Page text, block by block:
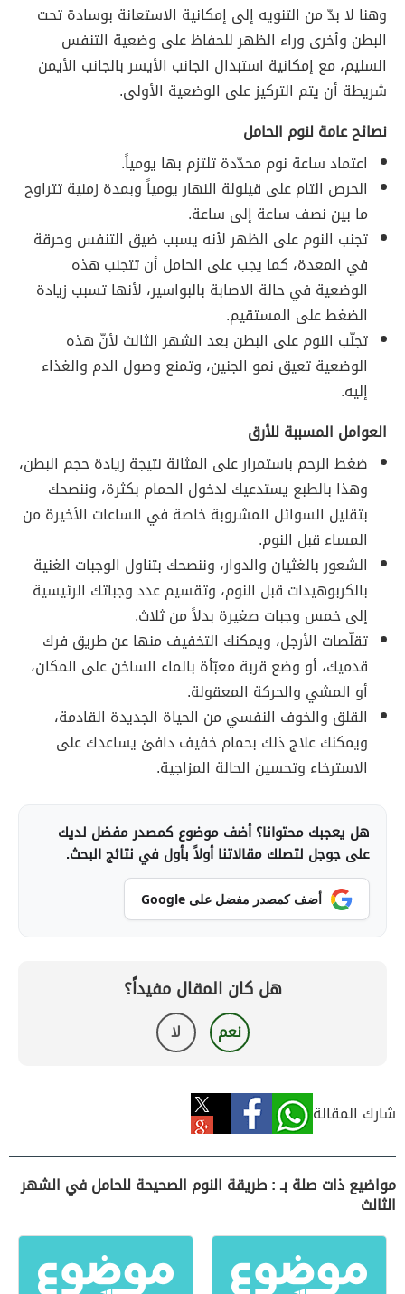
وهنا لا بدّ من التنويه إلى إمكانية الاستعانة بوسادة تحت
البطن وأخرى وراء الظهر للحفاظ على وضعية التنفس
السليم، مع إمكانية استبدال الجانب الأيسر بالجانب الأيمن
شريطة أن يتم التركيز على الوضعية الأولى.
نصائح عامة لنوم الحامل
اعتماد ساعة نوم محدّدة تلتزم بها يومياً.
الحرص التام على قيلولة النهار يومياً وبمدة زمنية تتراوح
ما بين نصف ساعة إلى ساعة.
تجنب النوم على الظهر لأنه يسبب ضيق التنفس وحرقة
في المعدة، كما يجب على الحامل أن تتجنب هذه
الوضعية في حالة الاصابة بالبواسير، لأنها تسبب زيادة
الضغط على المستقيم.
تجنّب النوم على البطن بعد الشهر الثالث لأنّ هذه
الوضعية تعيق نمو الجنين، وتمنع وصول الدم والغذاء
إليه.
العوامل المسببة للأرق
ضغط الرحم باستمرار على المثانة نتيجة زيادة حجم البطن،
وهذا بالطبع يستدعيك لدخول الحمام بكثرة، وننصحك
بتقليل السوائل المشروبة خاصة في الساعات الأخيرة من
المساء قبل النوم.
الشعور بالغثيان والدوار، وننصحك بتناول الوجبات الغنية
بالكربوهيدات قبل النوم، وتقسيم عدد وجباتك الرئيسية
إلى خمس وجبات صغيرة بدلاً من ثلاث.
تقلّصات الأرجل، ويمكنك التخفيف منها عن طريق فرك
قدميك، أو وضع قربة معبّأة بالماء الساخن على المكان،
أو المشي والحركة المعقولة.
القلق والخوف النفسي من الحياة الجديدة القادمة،
ويمكنك علاج ذلك بحمام خفيف دافئ يساعدك على
الاسترخاء وتحسين الحالة المزاجية.
هل يعجبك محتوانا؟ أضف موضوع كمصدر مفضل لديك
على جوجل لتصلك مقالاتنا أولاً بأول في نتائج البحث.
أضف كمصدر مفضل على Google
هل كان المقال مفيداً؟
نعم لا
شارك المقالة
مواضيع ذات صلة بـ : طريقة النوم الصحيحة للحامل في الشهر
الثالث